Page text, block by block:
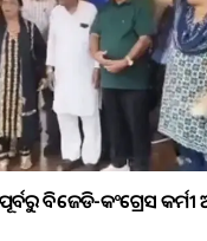
ପୂର୍ବରୁ ବିଜେଡି-କଂଗ୍ରେସ